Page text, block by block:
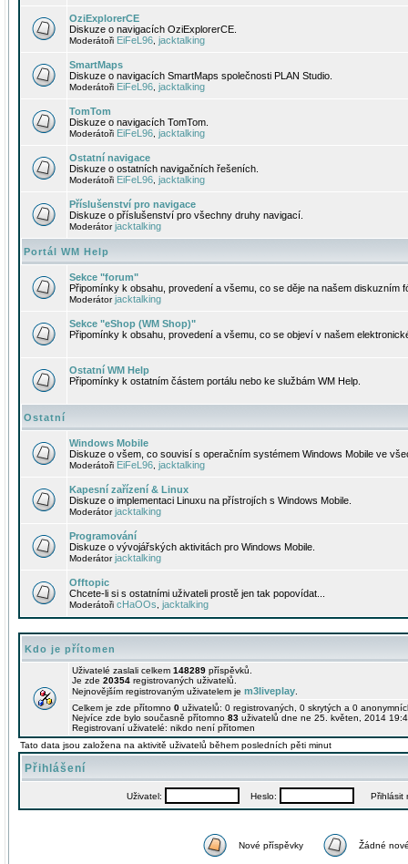
OziExplorerCE
Diskuze o navigacích OziExplorerCE.
Moderátoři EiFeL96 jacktalking
SmartMaps
Diskuze o navigacích SmartMaps společnosti PLAN Studio.
Moderátoři EiFeL96 jacktalking
TomTom
Diskuze o navigacích TomTom.
Moderátoři EiFeL96 jacktalking
Ostatní navigace
Diskuze o ostatních navigačních řešeních.
Moderátoři EiFeL96 jacktalking
Příslušenství pro navigace
Diskuze o příslušenství pro všechny druhy navigací.
Moderátorjacktalking
Portál WM Help
Sekce "forum"
Připomínky k obsahu, provedení a všemu, co se děje na našem diskuzním
Moderátorjacktalking
Sekce "eShop (WM Shop)"
Připomínky k obsahu, provedení a všemu, co se objeví v našem
Ostatní WM Help
Připomínky k ostatním částem portálu nebo ke službám WM Help.
Ostatní
Windows Mobile
Diskuze o všem, co souvisí s operačním systémem Windows Mobile ve
Moderátoři EiFeL96 jacktalking
Kapesní zařízení & Linux
Diskuze o implementaci Linuxu na přístrojích s Windows Mobile.
Moderátorjacktalking
Programování
Diskuze o vývojářských aktivitách pro Windows Mobile.
Moderátorjacktalking
Offtopic
Chcete-li si s ostatními uživateli prostě jen tak popovídat...
Moderátoři cHaOOs jacktalking
Kdo je přítomen
Uživatelé zaslali celkem 148289 příspěvků.
Je zde 20354 registrovaných uživatelů.
Nejnovějším registrovaným uživatelem je m3liveplay
Celkem je zde přítomno 0 uživatelů: 0 registrovaných, 0 skrytých a 0
Nejvíce zde bylo současně přítomno 83 uživatelů dne ne 25. květen, 2014
Registrovaní uživatelé: nikdo není přítomen
Tato data jsou založena na aktivitě uživatelů během posledních pěti minut
Přihlášení
Uživatel: Heslo: Přihlásit
Nové příspěvky Žádné